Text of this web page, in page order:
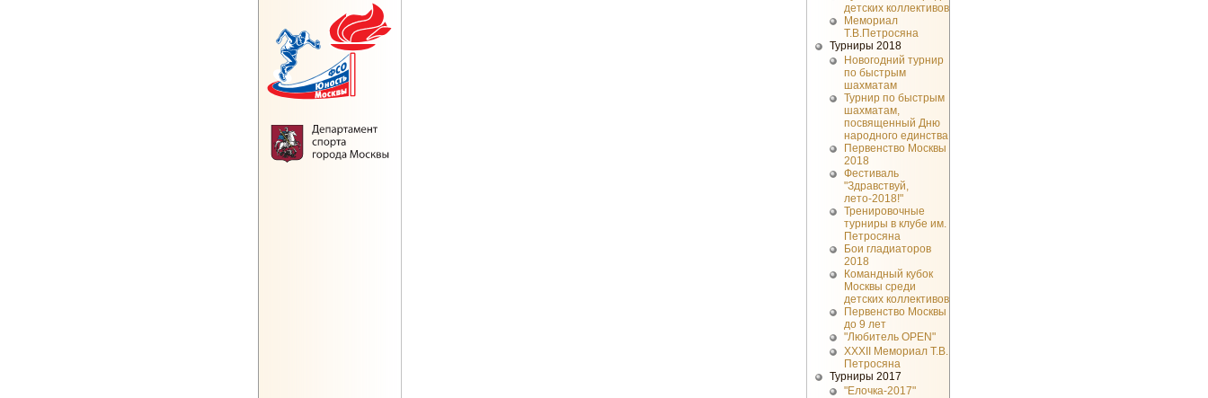
детских коллективов
Мемориал
Т.В.Петросяна
Турниры 2018
Новогодний турнир
по быстрым
шахматам
Турнир по быстрым
шахматам,
посвященный Дню
народного единства
Первенство Москвы
2018
Фестиваль
"Здравствуй,
лето-2018!"
Тренировочные
турниры в клубе им.
Петросяна
Бои гладиаторов
2018
Командный кубок
Москвы среди
детских коллективов
Первенство Москвы
до 9 лет
"Любитель OPEN"
XXXII Мемориал Т.В.
Петросяна
Турниры 2017
"Елочка-2017"